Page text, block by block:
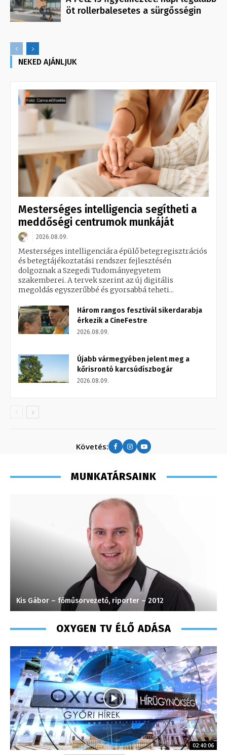
öt rollerbalesetes a sürgősségin
NEKED AJÁNLJUK
Mesterséges intelligencia segítheti a
meddőségi centrumok munkáját
2026.08.09.
Mesterséges intelligenciára épülő betegregisztrációs
és betegtájékoztatási rendszer fejlesztésén
dolgoznak a Szegedi Tudományegyetem
szakemberei. A tervek szerint az új digitális
megoldás egyszerűbbé és gyorsabbá teheti...
Három rangos fesztivál sikerdarabja
érkezik a CineFestre
2026.08.09.
Újabb vármegyében jelent meg a
kőrisrontó karcsúdíszbogár
2026.08.09.
Követés:
MUNKATÁRSAINK
Kis Gábor – főműsorvezető, riporter – 2012
OXYGEN TV ÉLŐ ADÁSA
02:40:06